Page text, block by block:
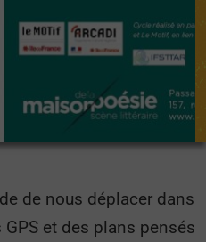
de nous déplacer dans
et des plans pensés